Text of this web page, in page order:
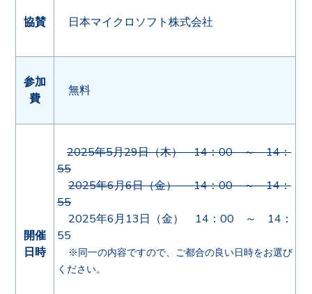
協賛 日本マイクロソフト株式会社
参加
費
無料
開催
日時
2025年5月29日（木） 14：00 ～ 14：
55
2025年6月6日（金） 14：00 ～ 14：
55
2025年6月13日（金） 14：00 ～ 14：
55
※同一の内容ですので、ご都合の良い日時をお選び
ください。